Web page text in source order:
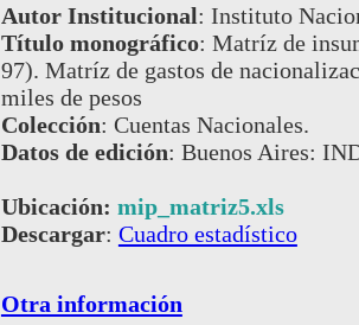
Autor Institucional: Instituto
Título monográfico: Matríz de
97). Matríz de gastos de
miles de pesos
Colección: Cuentas Nacionales.
Datos de edición: Buenos Aires:
Ubicación: mip_matriz5.xls
Descargar: Cuadro estadístico
Otra información